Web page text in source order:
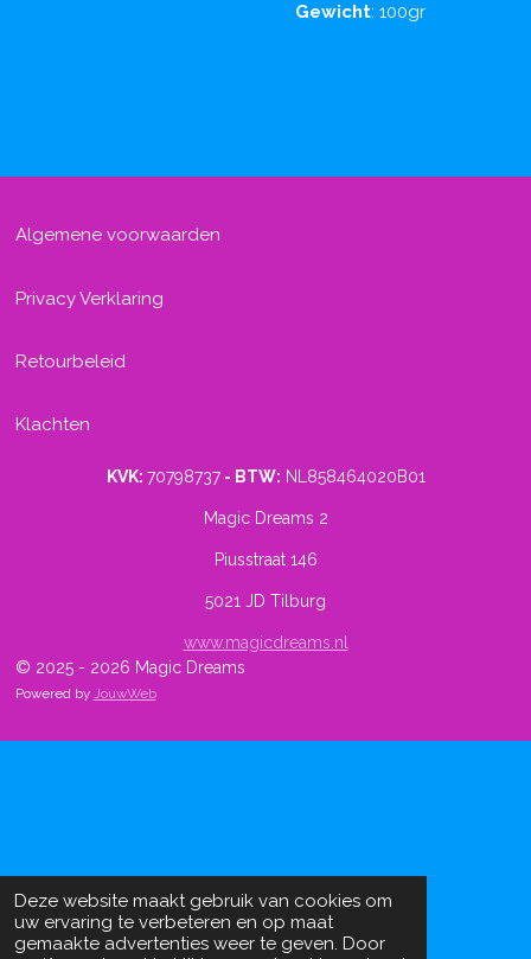
Deze website maakt gebruik van cookies om
uw ervaring te verbeteren en op maat
gemaakte advertenties weer te geven. Door
Gewicht: 100gr
Algemene voorwaarden
Privacy Verklaring
Retourbeleid
Klachten
KVK: 70798737- BTW: NL858464020B01
Magic Dreams 2
Piusstraat 146
5021 JD Tilburg
www.magicdreams.nl
© 2025 - 2026 Magic Dreams
Powered by JouwWeb